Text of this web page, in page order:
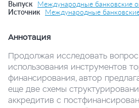
Выпуск
Международные банковские
Источник
Международные
Аннотация
Продолжая исследовать
использования инструментов
финансирования, автор
еще две схемы
аккредитив с